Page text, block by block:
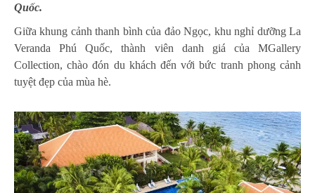
Quốc.
Giữa khung cảnh thanh bình của đảo Ngọc, khu nghỉ dưỡng La
Veranda Phú Quốc, thành viên danh giá của MGallery
Collection, chào đón du khách đến với bức tranh phong cảnh
tuyệt đẹp của mùa hè.